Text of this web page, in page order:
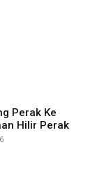
Perak Ke
Hilir Perak